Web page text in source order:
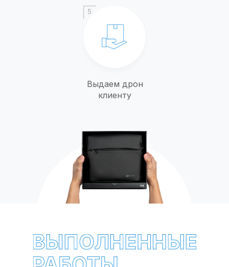
Выдаем дрон
клиенту
Портфолио